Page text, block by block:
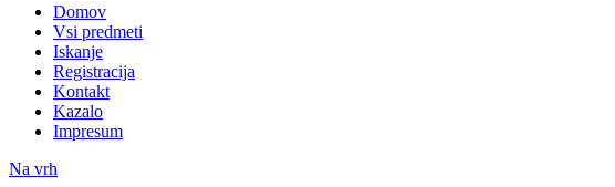
Domov
Vsi predmeti
Iskanje
Registracija
Kontakt
Kazalo
Impresum
Na vrh